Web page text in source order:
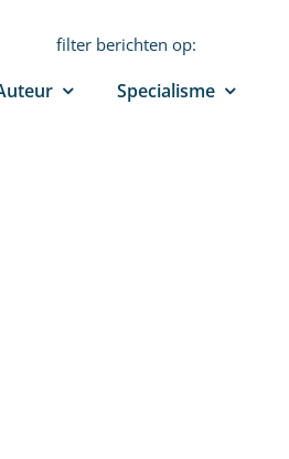
filter berichten op:
Specialisme